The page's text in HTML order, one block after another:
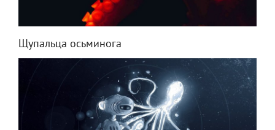
Щупальца осьминога